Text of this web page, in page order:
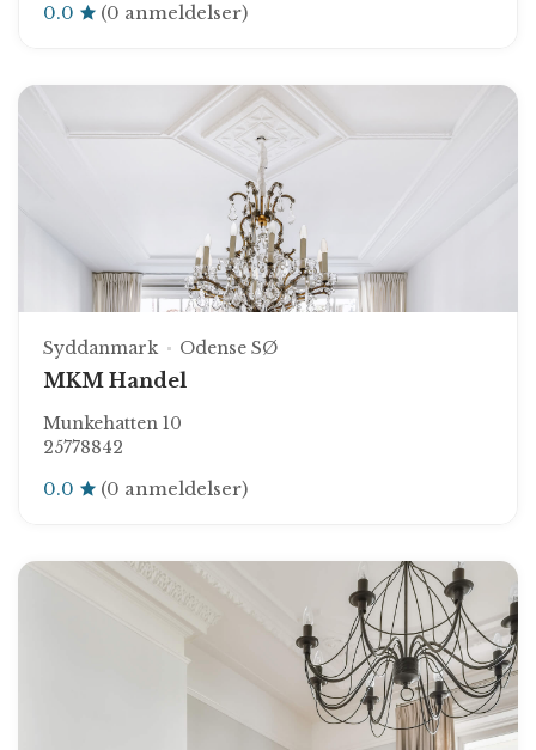
0.0 (0 anmeldelser)
Syddanmark Odense SØ
MKM Handel
Munkehatten 10
25778842
0.0 (0 anmeldelser)